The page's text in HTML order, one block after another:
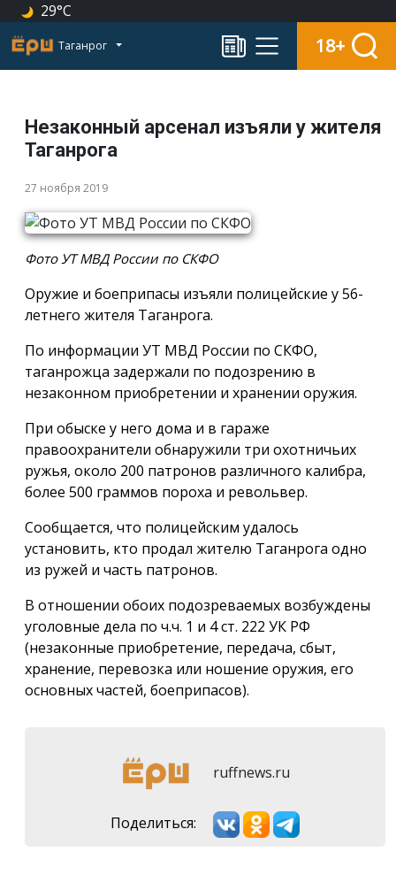
29°C
Таганрог 18+
Незаконный арсенал изъяли у жителя
Таганрога
27 ноября 2019
Фото УТ МВД России по СКФО
Оружие и боеприпасы изъяли полицейские у 56-
летнего жителя Таганрога.
По информации УТ МВД России по СКФО,
таганрожца задержали по подозрению в
незаконном приобретении и хранении оружия.
При обыске у него дома и в гараже
правоохранители обнаружили три охотничьих
ружья, около 200 патронов различного калибра,
более 500 граммов пороха и револьвер.
Сообщается, что полицейским удалось
установить, кто продал жителю Таганрога одно
из ружей и часть патронов.
В отношении обоих подозреваемых возбуждены
уголовные дела по ч.ч. 1 и 4 ст. 222 УК РФ
(незаконные приобретение, передача, сбыт,
хранение, перевозка или ношение оружия, его
основных частей, боеприпасов).
ruffnews.ru
Поделиться: